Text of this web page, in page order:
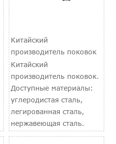
Китайский
производитель поковок
Китайский
производитель поковок.
Доступные материалы:
углеродистая сталь,
легированная сталь,
нержавеющая сталь.